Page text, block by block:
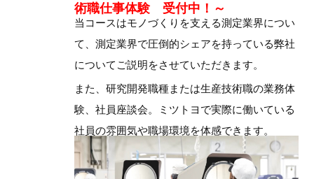
術職仕事体験 受付中！～
当コースはモノづくりを支える測定業界につい
て、測定業界で圧倒的シェアを持っている弊社
についてご説明をさせていただきます。
また、研究開発職種または生産技術職の業務体
験、社員座談会。ミツトヨで実際に働いている
社員の雰囲気や職場環境を体感できます。